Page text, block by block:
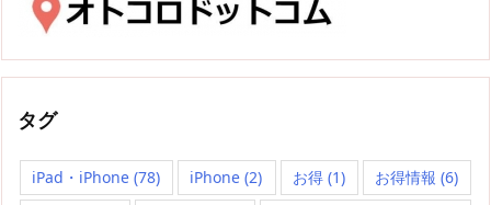
タグ
iPad・iPhone (78) iPhone (2) お得(1) お得情報 (6)